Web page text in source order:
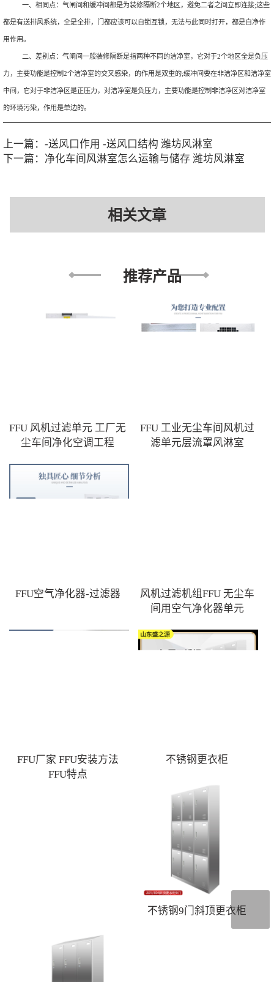
一、相同点：气闸间和缓冲间都是为装修隔断2个地区，避免二者之间立即连接;这些
都是有送排风系统，全是全排，门都应该可以自锁互锁，无法与此同时打开，都是自净作
用作用。
二、差别点：气闸间一般装修隔断是指两种不同的洁净室，它对于2个地区全是负压
力，主要功能是控制2个洁净室的交叉感染，的作用是双重的;缓冲间要在非洁净区和洁净室
中间，它对于非洁净区是正压力，对洁净室是负压力，主要功能是控制非洁净区对洁净室
的环境污染，作用是单边的。
上一篇： -送风口作用 -送风口结构 潍坊风淋室
下一篇： 净化车间风淋室怎么运输与储存 潍坊风淋室
相关文章
推荐产品
FFU 风机过滤单元 工厂无
尘车间净化空调工程
FFU 工业无尘车间风机过
滤单元层流罩风淋室
FFU空气净化器-过滤器
风机过滤机组FFU 无尘车
间用空气净化器单元
FFU厂家 FFU安装方法
FFU特点
不锈钢更衣柜
不锈钢9门斜顶更衣柜